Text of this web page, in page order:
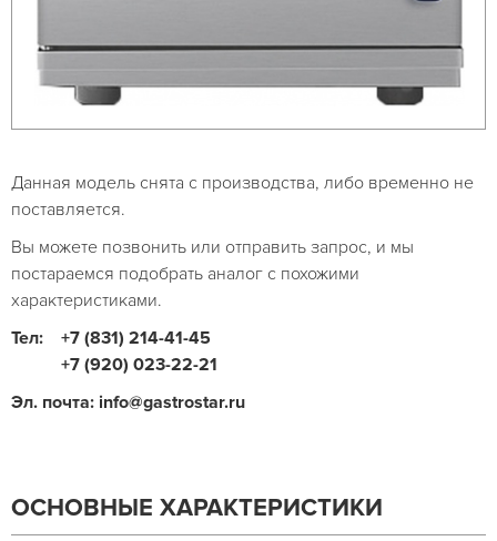
Данная модель снята с производства, либо временно не
поставляется.
Вы можете позвонить или отправить запрос, и мы
постараемся подобрать аналог с похожими
характеристиками.
Тел:
+7 (831) 214-41-45
+7 (920) 023-22-21
Эл. почта: info@gastrostar.ru
ОСНОВНЫЕ ХАРАКТЕРИСТИКИ